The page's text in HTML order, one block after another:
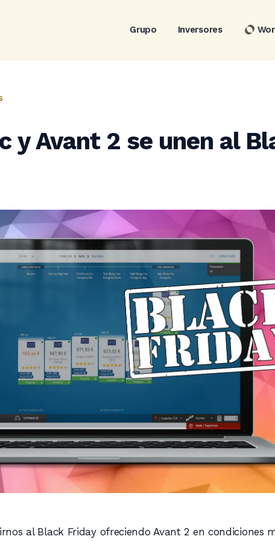
Grupo Inversores
y Avant 2 se unen al
al Black Friday ofreciendo Avant 2 en condiciones